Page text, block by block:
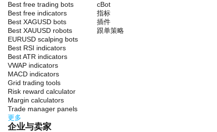
Best free trading bots
Best free indicators
Best XAGUSD bots
Best XAUUSD robots
EURUSD scalping bots
Best RSI indicators
Best ATR indicators
VWAP indicators
MACD indicators
Grid trading tools
Risk reward calculator
Margin calculators
Trade manager panels
更多
cBot
指标
插件
跟单策略
企业与卖家